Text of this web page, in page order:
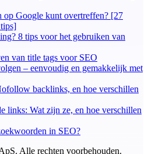
op Google kunt overtreffen? [27
8 tips voor het gebruiken van
van title tags voor SEO
– eenvoudig en gemakkelijk met
backlinks, en hoe verschillen
links: Wat zijn ze, en hoe verschillen
in SEO?
Alle rechten voorbehouden.